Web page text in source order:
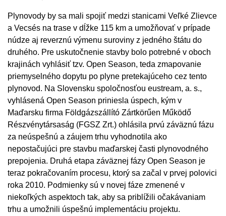
Plynovody by sa mali spojiť medzi stanicami Veľké Zlievce
a Vecsés na trase v dĺžke 115 km a umožňovať v prípade
núdze aj reverznú výmenu suroviny z jedného štátu do
druhého. Pre uskutočnenie stavby bolo potrebné v oboch
krajinách vyhlásiť tzv. Open Season, teda zmapovanie
priemyselného dopytu po plyne pretekajúceho cez tento
plynovod. Na Slovensku spoločnosťou eustream, a. s.,
vyhlásená Open Season priniesla úspech, kým v
Maďarsku firma Földgázszállító Zártkörűen Működő
Részvénytársaság (FGSZ Zrt.) ohlásila prvú záväznú fázu
za neúspešnú a záujem trhu vyhodnotila ako
nepostačujúci pre stavbu maďarskej časti plynovodného
prepojenia. Druhá etapa záväznej fázy Open Season je
teraz pokračovaním procesu, ktorý sa začal v prvej polovici
roka 2010. Podmienky sú v novej fáze zmenené v
niekoľkých aspektoch tak, aby sa priblížili očakávaniam
trhu a umožnili úspešnú implementáciu projektu.